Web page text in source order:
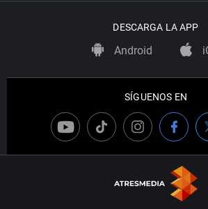
DESCARGA LA APP
Android
SÍGUENOS EN